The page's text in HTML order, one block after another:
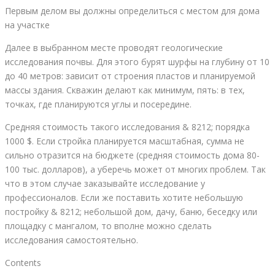
Первым делом вы должны определиться с местом для дома
на участке
Далее в выбранном месте проводят геологические
исследования почвы. Для этого бурят шурфы на глубину от 10
до 40 метров: зависит от строения пластов и планируемой
массы здания. Скважин делают как минимум, пять: в тех,
точках, где планируются углы и посередине.
Средняя стоимость такого исследования & 8212; порядка
1000 $. Если стройка планируется масштабная, сумма не
сильно отразится на бюджете (средняя стоимость дома 80-
100 тыс. долларов), а уберечь может от многих проблем. Так
что в этом случае заказывайте исследование у
профессионалов. Если же поставить хотите небольшую
постройку & 8212; небольшой дом, дачу, баню, беседку или
площадку с мангалом, то вполне можно сделать
исследования самостоятельно.
Contents